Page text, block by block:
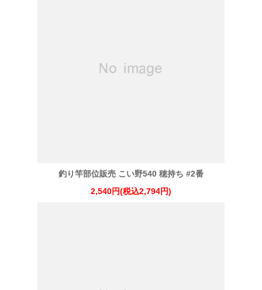
釣り竿部位販売 こい野540 穂持ち #2番
2,540円(税込2,794円)